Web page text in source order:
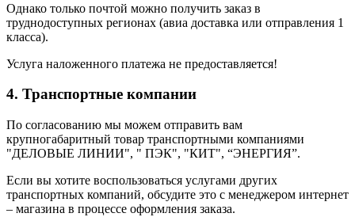
Однако только почтой можно получить заказ в
труднодоступных регионах (авиа доставка или отправления 1
класса).
Услуга наложенного платежа не предоставляется!
4. Транспортные компании
По согласованию мы можем отправить вам
крупногабаритный товар транспортными компаниями
"ДЕЛОВЫЕ ЛИНИИ", " ПЭК", "КИТ", “ЭНЕРГИЯ”.
Если вы хотите воспользоваться услугами других
транспортных компаний, обсудите это с менеджером интернет
– магазина в процессе оформления заказа.